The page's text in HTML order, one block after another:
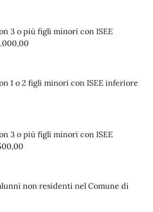
3 o più figli minori con ISEE
1 o 2 figli minori con ISEE inferiore
3 o più figli minori con ISEE
non residenti nel Comune di